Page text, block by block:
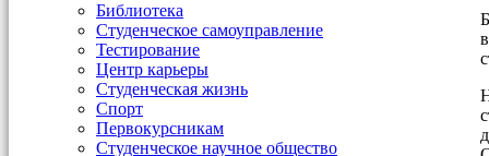
Библиотека
Студенческое самоуправление
Тестирование
Центр карьеры
Студенческая жизнь
Спорт
Первокурсникам
Студенческое научное общество